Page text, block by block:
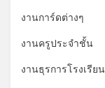
งานการ์ดต่างๆ
งานครูประจำชั้น
งานธุรการโรงเรียน